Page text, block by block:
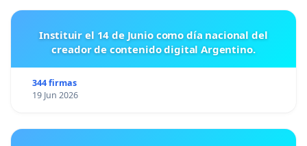
Instituir el 14 de Junio como día nacional del
creador de contenido digital Argentino.
344 firmas
19 Jun 2026